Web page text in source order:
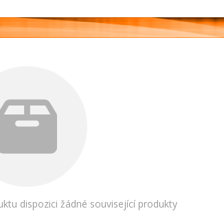
dispozici žádné související produkty